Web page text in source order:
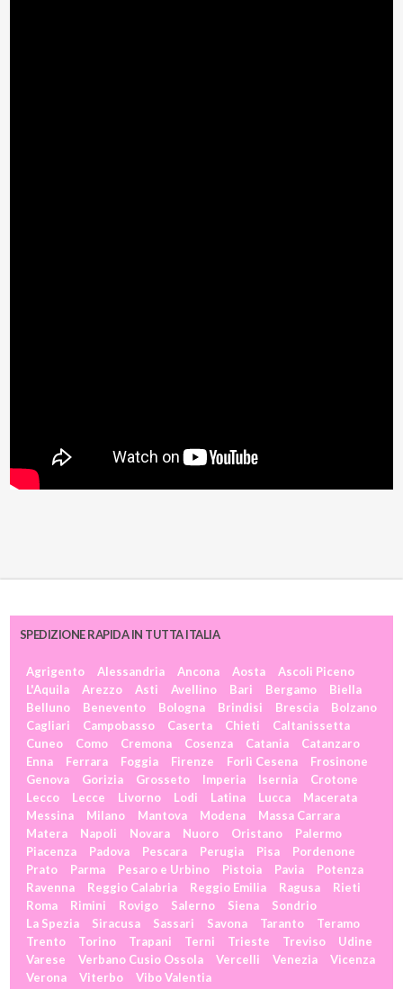
SPEDIZIONE RAPIDA IN TUTTA ITALIA
Agrigento Alessandria Ancona Aosta
Ascoli Piceno
L'Aquila
Arezzo Asti Avellino Bari Bergamo
Biella
Belluno
Benevento Bologna Brindisi Brescia
Bolzano
Cagliari
Campobasso Caserta Chieti
Caltanissetta
Cuneo
Como Cremona Cosenza Catania
Catanzaro
Enna
Ferrara Foggia Firenze Forlì Cesena
Frosinone
Genova
Gorizia Grosseto Imperia Isernia
Crotone
Lecco
Lecce Livorno Lodi Latina Lucca
Macerata
Messina
Milano Mantova Modena
Massa Carrara
Matera
Napoli Novara Nuoro Oristano
Palermo
Piacenza
Padova Pescara Perugia Pisa
Pordenone
Prato
Parma Pesaro e Urbino Pistoia Pavia
Potenza
Ravenna
Reggio Calabria Reggio Emilia Ragusa
Rieti
Roma
Rimini Rovigo Salerno Siena
Sondrio
La Spezia
Siracusa Sassari Savona Taranto
Teramo
Trento
Torino Trapani Terni Trieste Treviso
Udine
Varese
Verbano Cusio Ossola Vercelli Venezia
Vicenza
Verona
Viterbo Vibo Valentia